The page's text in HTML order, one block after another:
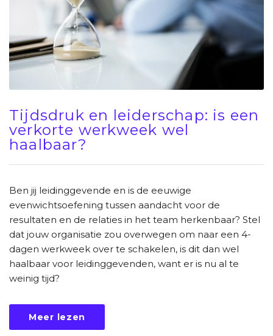
Tijdsdruk en leiderschap: is een
verkorte werkweek wel
haalbaar?
Ben jij leidinggevende en is de eeuwige
evenwichtsoefening tussen aandacht voor de
resultaten en de relaties in het team herkenbaar? Stel
dat jouw organisatie zou overwegen om naar een 4-
dagen werkweek over te schakelen, is dit dan wel
haalbaar voor leidinggevenden, want er is nu al te
weinig tijd?
Meer lezen